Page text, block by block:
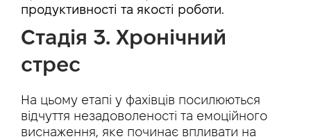
продуктивності та якості роботи.
Стадія 3. Хронічний
стрес
На цьому етапі у фахівців посилюються
відчуття незадоволеності та емоційного
виснаження, яке починає впливати на